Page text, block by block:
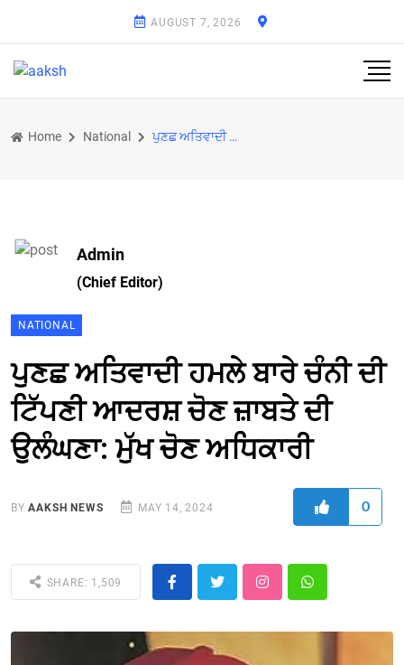
AUGUST 7, 2026
Home National ਪੁਣਛ ਅਤਿਵਾਦੀ ਹਮਲੇ ਬਾਰੇ ਚੰਨੀ ਦੀ ਟਿੱਪਣੀ ਆਦਰਸ਼ ਚੋਣ ਜ਼ਾਬਤੇ ਦੀ ਉਲੰਘਣਾ: ਮੁੱਖ ਚੋਣ ਅਧਿਕਾਰੀ
Admin
(Chief Editor)
NATIONAL
ਪੁਣਛ ਅਤਿਵਾਦੀ ਹਮਲੇ ਬਾਰੇ ਚੰਨੀ ਦੀ
ਟਿੱਪਣੀ ਆਦਰਸ਼ ਚੋਣ ਜ਼ਾਬਤੇ ਦੀ
ਉਲੰਘਣਾ: ਮੁੱਖ ਚੋਣ ਅਧਿਕਾਰੀ
BYAAKSH NEWS MAY 14, 2024 0
SHARE: 1,509